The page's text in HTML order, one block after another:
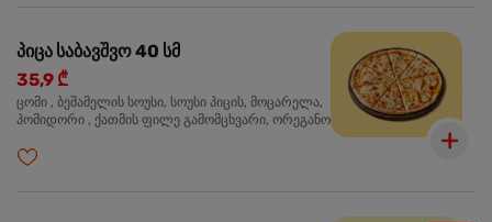
პიცა საბავშვო 40 სმ
35,9 ₾
ცომი , ბეშამელის სოუსი, სოუსი პიცის, მოცარელა,
პომიდორი , ქათმის ფილე გამომცხვარი, ორეგანო